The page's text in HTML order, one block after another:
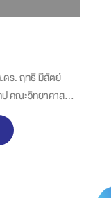
ดร. ฤทธี มีสัตย์
ป คณะวิทยาศาสตร์
กสถานการณ์ข่าว